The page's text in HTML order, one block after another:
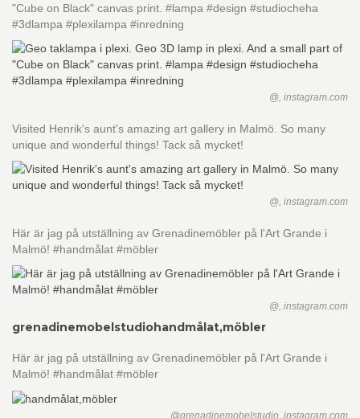
"Cube on Black" canvas print. #lampa #design #studiocheha
#3dlampa #plexilampa #inredning
@, instagram.com
Visited Henrik's aunt's amazing art gallery in Malmö. So many
unique and wonderful things! Tack så mycket!
@, instagram.com
Här är jag på utställning av Grenadinemöbler på l'Art Grande i
Malmö! #handmålat #möbler
@, instagram.com
grenadinemobelstudiohandmålat,möbler
Här är jag på utställning av Grenadinemöbler på l'Art Grande i
Malmö! #handmålat #möbler
@grenadinemobelstudio, instagram.com